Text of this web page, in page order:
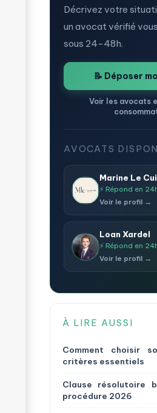
Décrivez votre
un avocat vérifié
sous 24-48h.
📝 Déposer
Voir les avocats
AVOCATS
Marine Le
⚡ Répond en
Voir le profil →
Loan Xardel
⚡ Répond en
Voir le profil →
À LIRE AUSSI
Comment choisir
critères essentiels
Clause résolutoire
procédure 2026